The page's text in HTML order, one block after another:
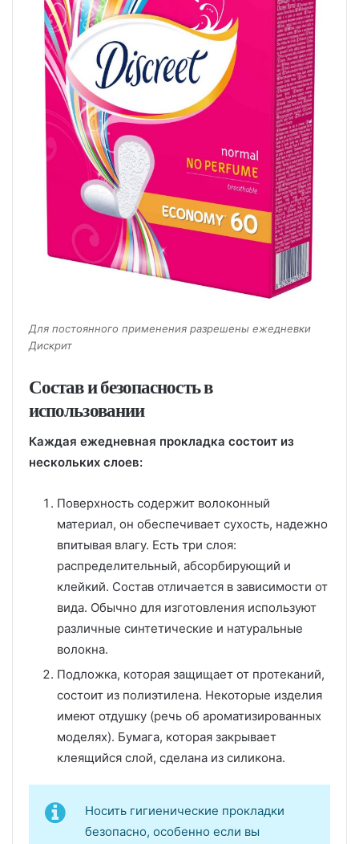
Для постоянного применения разрешены ежедневки
Дискрит
Состав и безопасность в
использовании
Каждая ежедневная прокладка состоит из
нескольких слоев:
Поверхность содержит волоконный
материал, он обеспечивает сухость, надежно
впитывая влагу. Есть три слоя:
распределительный, абсорбирующий и
клейкий. Состав отличается в зависимости от
вида. Обычно для изготовления используют
различные синтетические и натуральные
волокна.
Подложка, которая защищает от протеканий,
состоит из полиэтилена. Некоторые изделия
имеют отдушку (речь об ароматизированных
моделях). Бумага, которая закрывает
клеящийся слой, сделана из силикона.
Носить гигиенические прокладки
безопасно, особенно если вы